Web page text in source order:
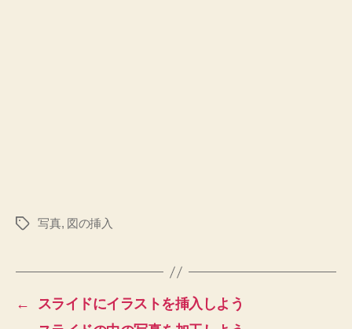
タ
写真, 図の挿入
←
スライドにイラストを挿入しよう